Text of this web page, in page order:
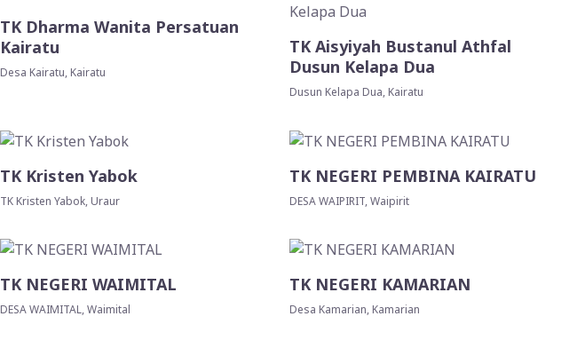
TK Dharma Wanita Persatuan
Kairatu
Desa Kairatu, Kairatu
TK Aisyiyah Bustanul Athfal
Dusun Kelapa Dua
Dusun Kelapa Dua, Kairatu
TK Kristen Yabok
TK Kristen Yabok, Uraur
TK NEGERI PEMBINA KAIRATU
DESA WAIPIRIT, Waipirit
TK NEGERI WAIMITAL
DESA WAIMITAL, Waimital
TK NEGERI KAMARIAN
Desa Kamarian, Kamarian